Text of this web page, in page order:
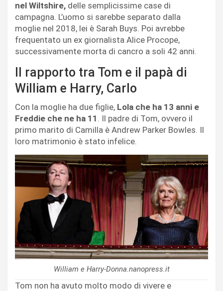
nel Wiltshire, delle semplicissime case di
campagna. L’uomo si sarebbe separato dalla
moglie nel 2018, lei è Sarah Buys. Poi avrebbe
frequentato un ex giornalista Alice Procope,
successivamente morta di cancro a soli 42 anni.
Il rapporto tra Tom e il papà di
William e Harry, Carlo
Con la moglie ha due figlie, Lola che ha 13 anni e
Freddie che ne ha 11 . Il padre di Tom, ovvero il
primo marito di Camilla è Andrew Parker Bowles. Il
loro matrimonio è stato infelice.
William e Harry-Donna.nanopress.it
Tom non ha avuto molto modo di vivere e